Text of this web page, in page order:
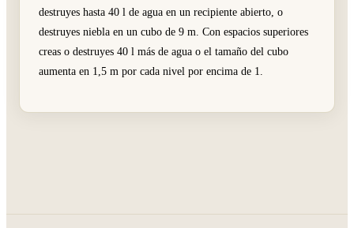
destruyes hasta 40 l de agua en un recipiente abierto, o
destruyes niebla en un cubo de 9 m. Con espacios superiores
creas o destruyes 40 l más de agua o el tamaño del cubo
aumenta en 1,5 m por cada nivel por encima de 1.